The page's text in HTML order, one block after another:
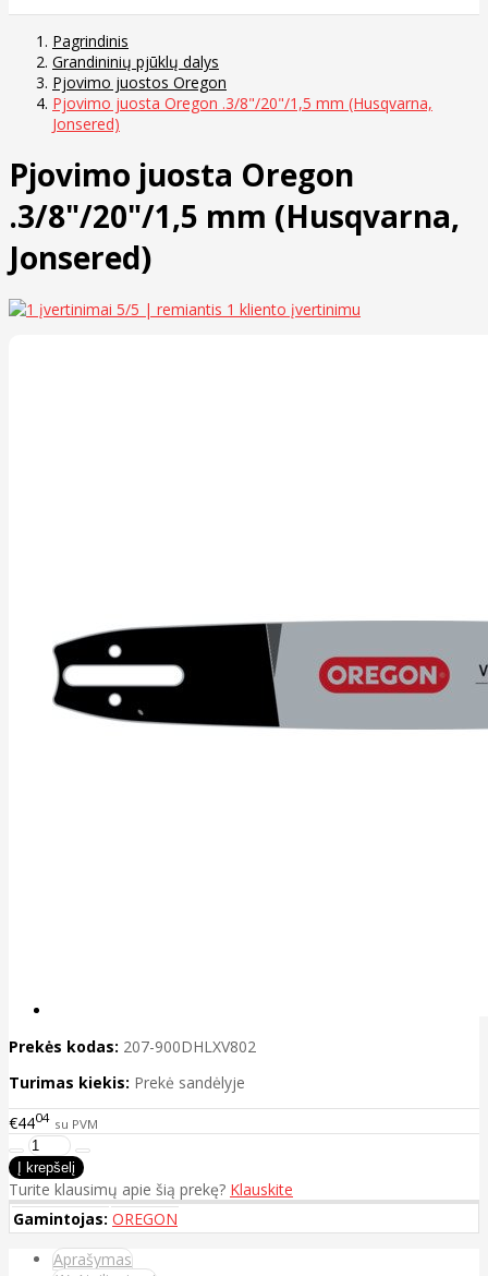
Pagrindinis
Grandininių pjūklų dalys
Pjovimo juostos Oregon
Pjovimo juosta Oregon .3/8"/20"/1,5 mm (Husqvarna,
Jonsered)
Pjovimo juosta Oregon
.3/8"/20"/1,5 mm (Husqvarna,
Jonsered)
5/5 | remiantis 1 kliento įvertinimu
Prekės kodas: 207-900DHLXV802
Turimas kiekis: Prekė sandėlyje
€4404 su PVM
Turite klausimų apie šią prekę? Klauskite
Gamintojas: OREGON
Aprašymas